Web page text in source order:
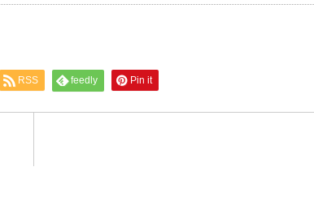
RSS feedly Pin it